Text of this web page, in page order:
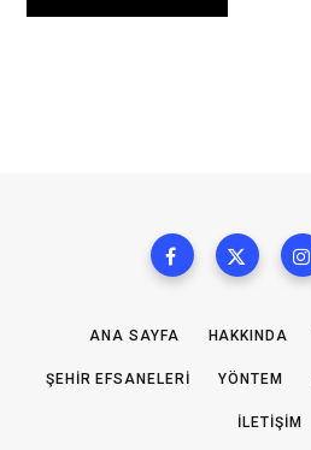
ANA SAYFA HAKKINDA
ŞEHIR EFSANELERI YÖNTEM
İLETIŞIM